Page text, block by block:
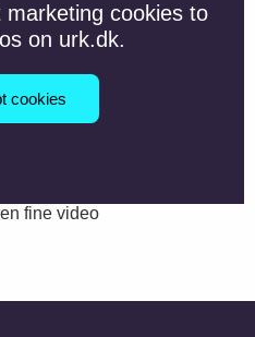
cookies to
on urk.dk.
cookies
fine video